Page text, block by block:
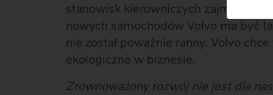
stanowisk kierowniczych zajmowały
nowych samochodów Volvo ma być
nie został poważnie ranny. Volvo
ekologiczne w biznesie.
Zrównoważony rozwój nie jest dla